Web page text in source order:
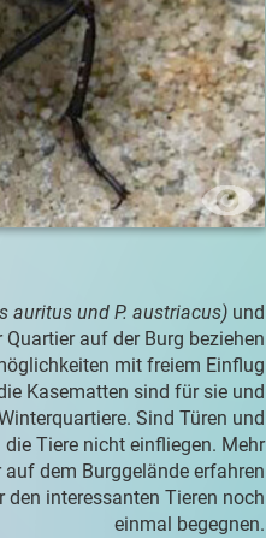
auritus und P. austriacus) und
Quartier auf der Burg beziehen
mit freiem Einflug
Kasematten sind für sie und
Sind Türen und
Tiere nicht einfliegen. Mehr
dem Burggelände erfahren
den interessanten Tieren noch
einmal begegnen.